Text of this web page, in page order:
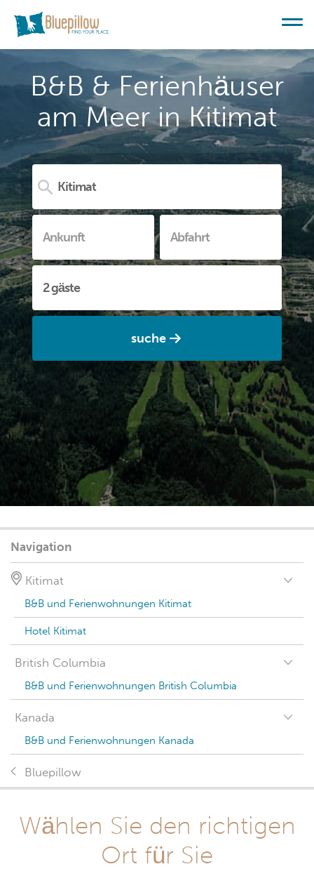
B&B & Ferienhäuser
am Meer in Kitimat
suche
Navigation
Kitimat
B&B und Ferienwohnungen Kitimat
Hotel Kitimat
British Columbia
B&B und Ferienwohnungen British Columbia
Kanada
B&B und Ferienwohnungen Kanada
Bluepillow
Wählen Sie den richtigen
Ort für Sie